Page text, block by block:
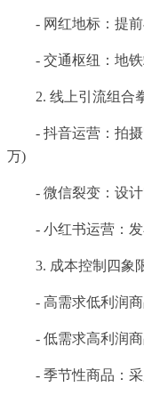
- 网红地标：提
- 交通枢纽：地
2. 线上引流组合
- 抖音运营：拍
万)
- 微信裂变：设
- 小红书运营：
3. 成本控制四象
- 高需求低利润
- 低需求高利润
- 季节性商品：